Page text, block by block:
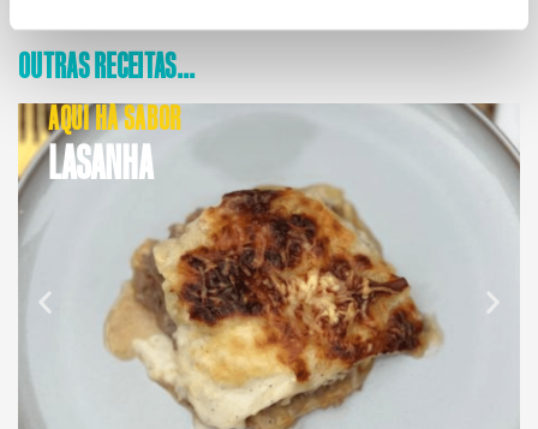
OUTRAS RECEITAS...
AQUI HÁ SABOR
LASANHA